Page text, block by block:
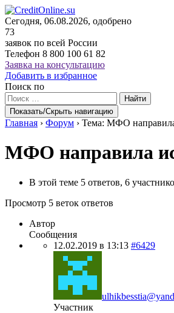
Сегодня, 06.08.2026, одобрено
73
заявок по всей России
Телефон 8 800 100 61 82
Заявка на консультацию
Добавить в избранное
Поиск по
Найти
Показать/Скрыть навигацию
Главная › Форум › Тема: МФО направила
МФО направила
В этой теме 5 ответов, 6
Просмотр 5 веток ответов
Автор
Сообщения
12.02.2019 в 13:13 #6429
Участник